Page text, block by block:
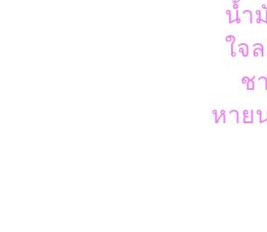
น้ำ
ใจ
ช
หาย